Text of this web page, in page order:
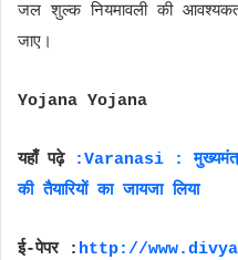
जल शुल्क नियमावली की
जाए।
Yojana Yojana
यहाँ पढ़े
:Varanasi : मुख्यमंत्री
की तैयारियों का जायजा लिया
ई-पेपर : http://